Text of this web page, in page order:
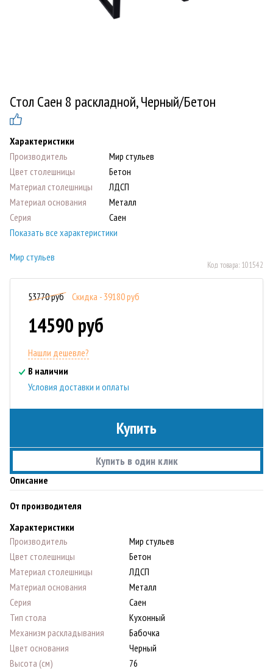
Стол Саен 8 раскладной, Черный/Бетон
Характеристики
Производитель
Мир стульев
Цвет столешницы
Бетон
Материал столешницы
ЛДСП
Материал основания
Металл
Серия
Саен
Показать все характеристики
Мир стульев
Код товара: 101542
53770 руб Скидка - 39180 руб
14590 руб
Нашли дешевле?
В наличии
Условия доставки и оплаты
Купить
Купить в один клик
Описание
От производителя
Характеристики
Производитель
Мир стульев
Цвет столешницы
Бетон
Материал столешницы
ЛДСП
Материал основания
Металл
Серия
Саен
Тип стола
Кухонный
Механизм раскладывания
Бабочка
Цвет основания
Черный
Высота (см)
76